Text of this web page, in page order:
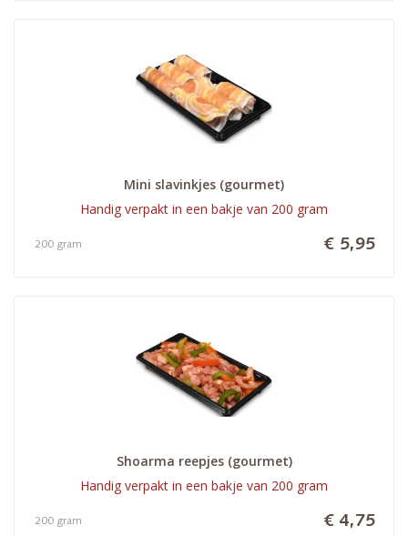
Mini slavinkjes (gourmet)
Handig verpakt in een bakje van 200 gram
€ 5,95
200 gram
Shoarma reepjes (gourmet)
Handig verpakt in een bakje van 200 gram
€ 4,75
200 gram